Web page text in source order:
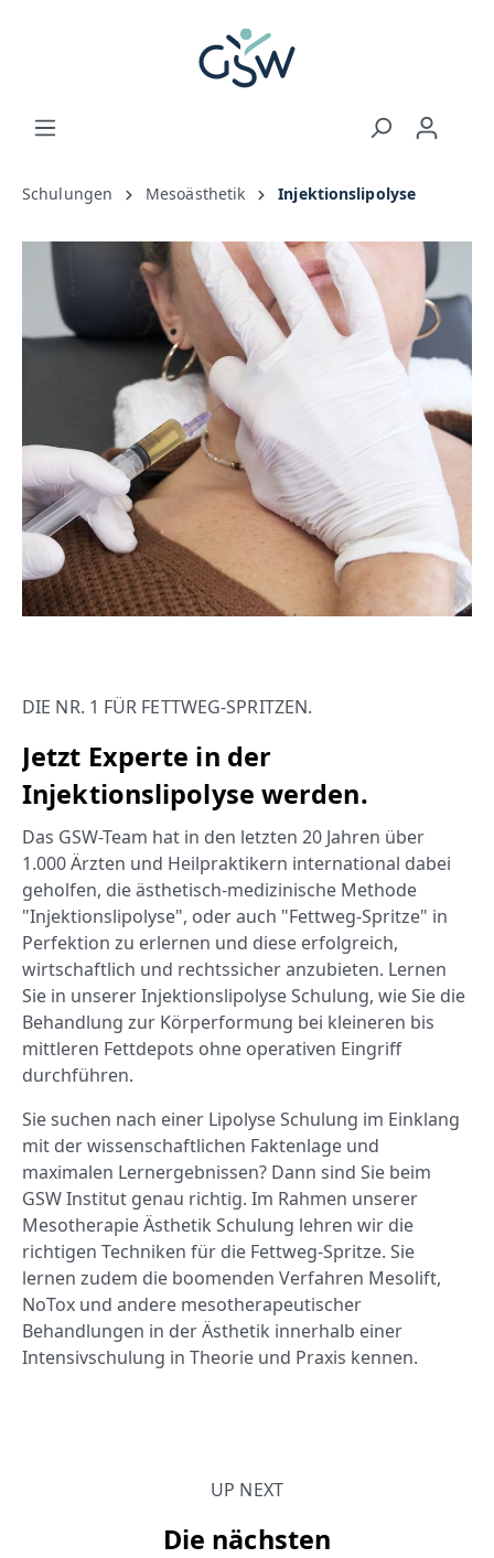
Schulungen Mesoästhetik Injektionslipolyse
DIE NR. 1 FÜR FETTWEG-SPRITZEN.
Jetzt Experte in der
Injektionslipolyse werden.
Das GSW-Team hat in den letzten 20 Jahren über
1.000 Ärzten und Heilpraktikern international dabei
geholfen, die ästhetisch-medizinische Methode
"Injektionslipolyse", oder auch "Fettweg-Spritze" in
Perfektion zu erlernen und diese erfolgreich,
wirtschaftlich und rechtssicher anzubieten. Lernen
Sie in unserer Injektionslipolyse Schulung, wie Sie die
Behandlung zur Körperformung bei kleineren bis
mittleren Fettdepots ohne operativen Eingriff
durchführen.
Sie suchen nach einer Lipolyse Schulung im Einklang
mit der wissenschaftlichen Faktenlage und
maximalen Lernergebnissen? Dann sind Sie beim
GSW Institut genau richtig. Im Rahmen unserer
Mesotherapie Ästhetik Schulung lehren wir die
richtigen Techniken für die Fettweg-Spritze. Sie
lernen zudem die boomenden Verfahren Mesolift,
NoTox und andere mesotherapeutischer
Behandlungen in der Ästhetik innerhalb einer
Intensivschulung in Theorie und Praxis kennen.
UP NEXT
Die nächsten